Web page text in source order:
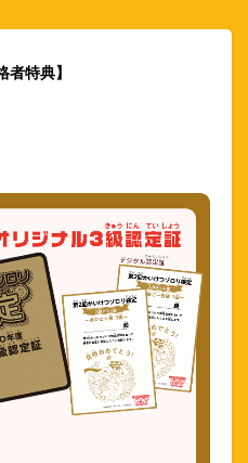
者特典】